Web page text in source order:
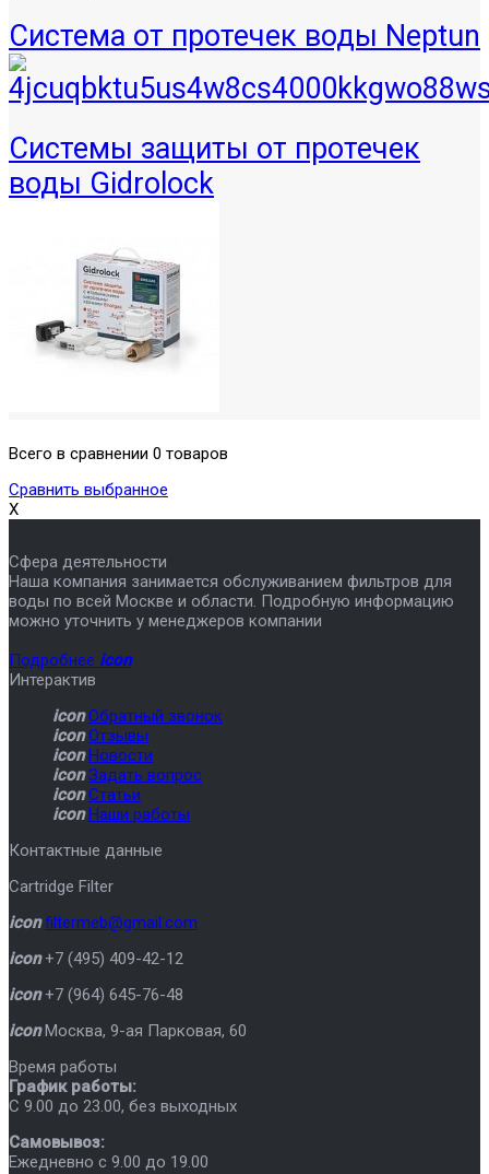
Система от протечек воды Neptun
Системы защиты от протечек
воды Gidrolock
Всего в сравнении 0 товаров
Сравнить выбранное
X
Сфера деятельности
Наша компания занимается обслуживанием фильтров для
воды по всей Москве и области. Подробную информацию
можно уточнить у менеджеров компании
Подробнее icon
Интерактив
icon Обратный звонок
icon Отзывы
icon Новости
icon Задать вопрос
icon Статьи
icon Наши работы
Контактные данные
Cartridge Filter
icon filtermeb@gmail.com
icon +7 (495) 409-42-12
icon +7 (964) 645-76-48
icon Москва, 9-ая Парковая, 60
Время работы
График работы:
C 9.00 до 23.00, без выходных
Самовывоз:
Ежедневно с 9.00 до 19.00